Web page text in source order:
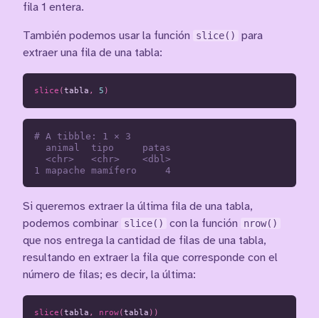
fila 1 entera.
También podemos usar la función slice()
para
extraer una fila de una tabla:
slice (tabla , 5 )
# A tibble: 1 × 3
  animal  tipo     patas
  <chr>   <chr>    <dbl>
Si queremos extraer la última fila de una tabla,
podemos combinar slice() con la función nrow()
que nos entrega la cantidad de filas de una tabla,
resultando en extraer la fila que corresponde con el
número de filas; es decir, la última:
slice (tabla , nrow(tabla ))